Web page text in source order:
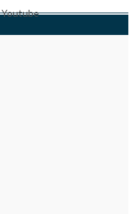
Youtube